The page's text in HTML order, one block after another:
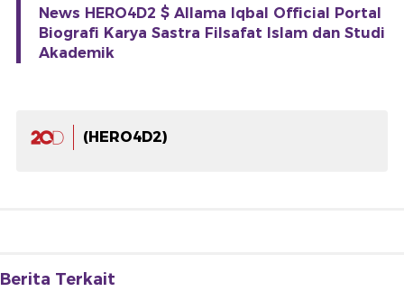
News HERO4D2 $ Allama Iqbal Official Portal
Biografi Karya Sastra Filsafat Islam dan Studi
Akademik
(HERO4D2)
Berita Terkait